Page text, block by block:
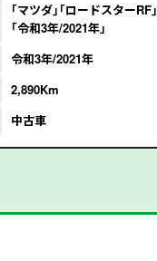
｢マツダ｣｢ロードスターRF｣
｢令和3年/2021年｣
令和3年/2021年
2,890Km
中古車